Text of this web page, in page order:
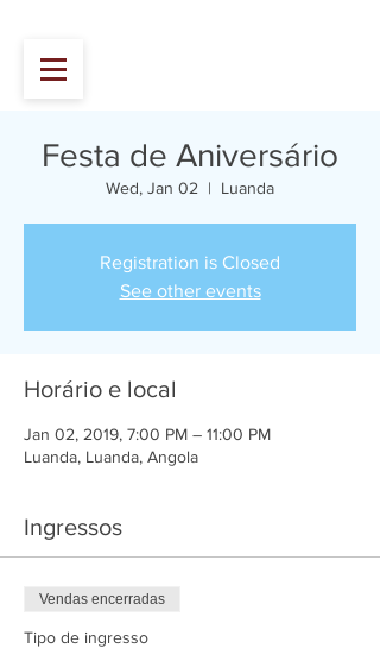
Festa de Aniversário
Wed, Jan 02
  |
Luanda
Registration is Closed
See other events
Horário e local
Jan 02, 2019, 7:00 PM – 11:00 PM
Luanda, Luanda, Angola
Ingressos
Vendas encerradas
Tipo de ingresso